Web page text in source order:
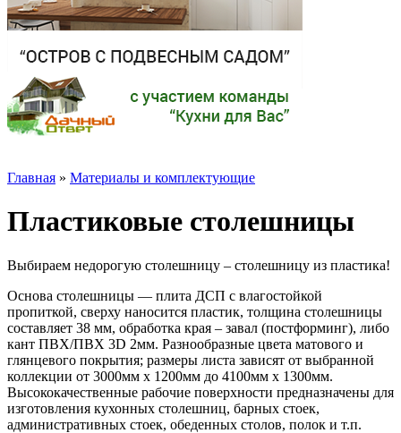
Главная » Материалы и комплектующие
Пластиковые столешницы
Выбираем недорогую столешницу – столешницу из плаcтика!
Основа столешницы — плита ДСП с влагостойкой
пропиткой, сверху наносится пластик, толщина столешницы
составляет 38 мм, обработка края – завал (постформинг), либо
кант ПВХ/ПВХ 3D 2мм. Разнообразные цвета матового и
глянцевого покрытия; размеры листа зависят от выбранной
коллекции от 3000мм х 1200мм до 4100мм х 1300мм.
Высококачественные рабочие поверхности предназначены для
изготовления кухонных столешниц, барных стоек,
административных стоек, обеденных столов, полок и т.п.